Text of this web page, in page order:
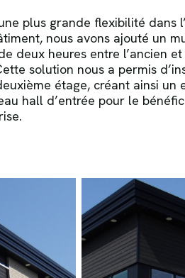
plus grande flexibilité dans
nous avons ajouté un
deux heures entre l’ancien
solution nous a permis
étage, créant ainsi un
hall d’entrée pour le